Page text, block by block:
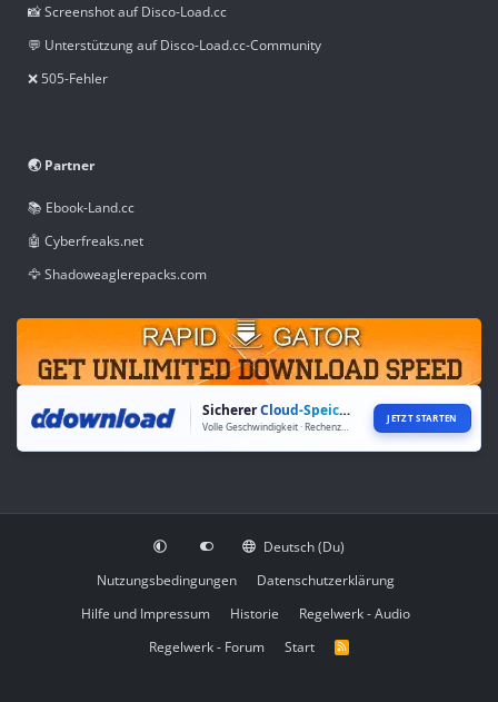
📸 Screenshot auf Disco-Load.cc
💬 Unterstützung auf Disco-Load.cc-Community
❌ 505-Fehler
🌏 Partner
📚 Ebook-Land.cc
🤖 Cyberfreaks.net
🦅 Shadoweaglerepacks.com
SichererCloud-Speicher JETZT STARTEN
Deutsch (Du)
Nutzungsbedingungen
Datenschutzerklärung
Hilfe und Impressum
Historie
Regelwerk - Audio
Regelwerk - Forum
Start
R
S